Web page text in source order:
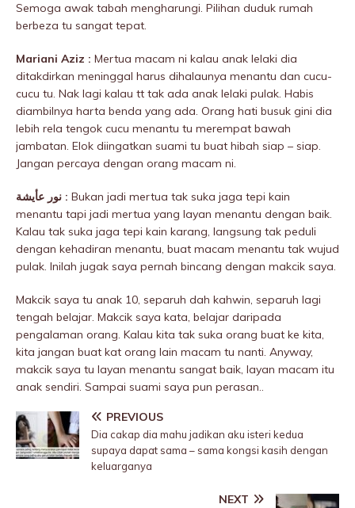
Semoga awak tabah mengharungi. Pilihan duduk rumah
berbeza tu sangat tepat.
Mariani Aziz : Mertua macam ni kalau anak lelaki dia
ditakdirkan meninggaI harus dihaIaunya menantu dan cucu-
cucu tu. Nak lagi kalau tt tak ada anak lelaki pulak. Habis
diambilnya harta benda yang ada. Orang hati busuk gini dia
lebih rela tengok cucu menantu tu merempat bawah
jambatan. Elok diingatkan suami tu buat hibah siap – siap.
Jangan percaya dengan orang macam ni.
نور عأيشة : Bukan jadi mertua tak suka jaga tepi kain
menantu tapi jadi mertua yang layan menantu dengan baik.
Kalau tak suka jaga tepi kain karang, langsung tak peduli
dengan kehadiran menantu, buat macam menantu tak wujud
pulak. Inilah jugak saya pernah bincang dengan makcik saya.
Makcik saya tu anak 10, separuh dah kahwin, separuh lagi
tengah belajar. Makcik saya kata, belajar daripada
pengalaman orang. Kalau kita tak suka orang buat ke kita,
kita jangan buat kat orang lain macam tu nanti. Anyway,
makcik saya tu layan menantu sangat baik, layan macam itu
anak sendiri. Sampai suami saya pun perasan..
PREVIOUS
Dia cakap dia mahu jadikan aku isteri kedua
supaya dapat sama – sama kongsi kasih dengan
keluarganya
NEXT